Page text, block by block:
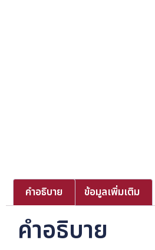
คำอธิบาย ข้อมูลเพิ่มเติม
คำอธิบาย